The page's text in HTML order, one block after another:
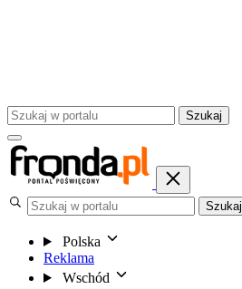
Szukaj
Szukaj
Polska
Reklama
Wschód